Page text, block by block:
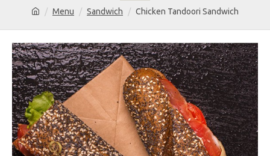
Menu Sandwich Chicken Tandoori Sandwich